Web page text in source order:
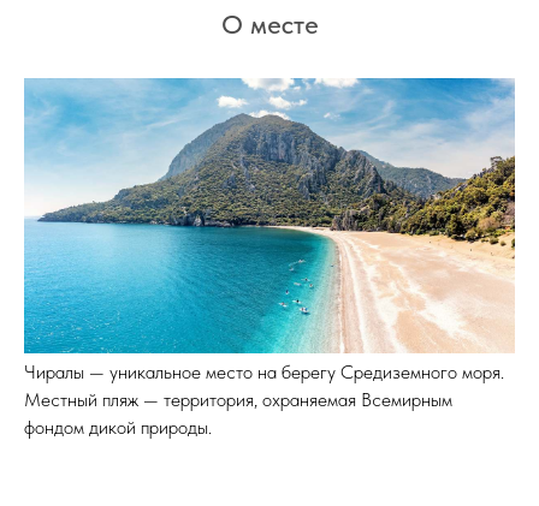
О месте
Чиралы — уникальное место на берегу Средиземного моря.
Местный пляж — территория, охраняемая Всемирным
фондом дикой природы.